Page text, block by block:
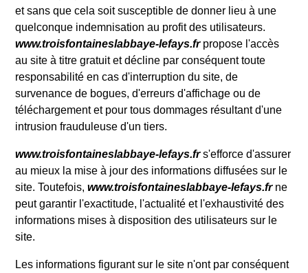
et sans que cela soit susceptible de donner lieu à une
quelconque indemnisation au profit des utilisateurs.
www.troisfontaineslabbaye-lefays.frpropose l'accès
au site à titre gratuit et décline par conséquent toute
responsabilité en cas d'interruption du site, de
survenance de bogues, d'erreurs d'affichage ou de
téléchargement et pour tous dommages résultant d'une
intrusion frauduleuse d'un tiers.
www.troisfontaineslabbaye-lefays.frs'efforce d'assurer
au mieux la mise à jour des informations diffusées sur le
site. Toutefois,www.troisfontaineslabbaye-lefays.frne
peut garantir l'exactitude, l'actualité et l'exhaustivité des
informations mises à disposition des utilisateurs sur le
site.
Les informations figurant sur le site n'ont par conséquent